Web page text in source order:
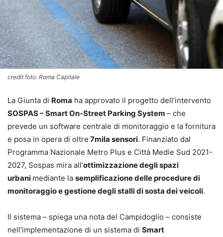
credit foto: Roma Capitale
La Giunta di Roma ha approvato il progetto dell’intervento
SOSPAS – Smart On-Street Parking System – che
prevede un software centrale di monitoraggio e la fornitura
e posa in opera di oltre 7mila sensori. Finanziato dal
Programma Nazionale Metro Plus e Città Medie Sud 2021-
2027, Sospas mira all’ottimizzazione degli spazi
urbani mediante la semplificazione delle procedure di
monitoraggio e gestione degli stalli di sosta dei veicoli.
Il sistema – spiega una nota del Campidoglio – consiste
nell’implementazione di un sistema di Smart